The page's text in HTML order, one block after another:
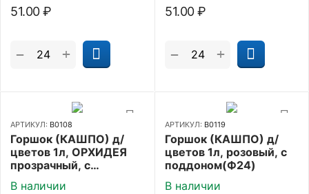
51.00 ₽
+
−
51.00 ₽
+
−
АРТИКУЛ: В0108
Горшок (КАШПО) д/
цветов 1л, ОРХИДЕЯ
прозрачный, с
поддоном(Ф24)
В наличии
АРТИКУЛ: В0119
Горшок (КАШПО) д/
цветов 1л, розовый, с
поддоном(Ф24)
В наличии